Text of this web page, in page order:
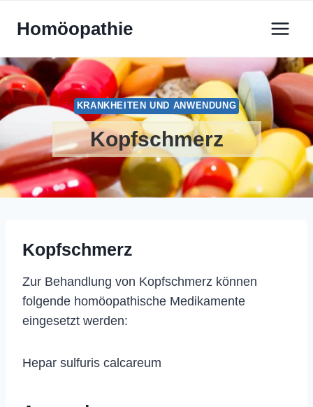
InhaltHomöopathie
KRANKHEITEN UND ANWENDUNG
Kopfschmerz
Kopfschmerz
Zur Behandlung von Kopfschmerz können
folgende homöopathische Medikamente
eingesetzt werden:
Hepar sulfuris calcareum